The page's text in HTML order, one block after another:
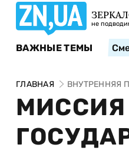
не
ВАЖНЫЕ ТЕМЫ
ГЛАВНАЯ ВНУТРЕННЯЯ
МИССИЯ